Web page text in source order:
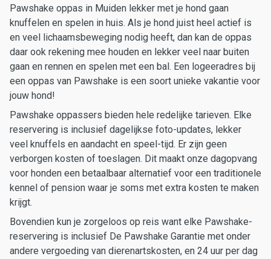
Pawshake oppas in Muiden lekker met je hond gaan
knuffelen en spelen in huis. Als je hond juist heel actief is
en veel lichaamsbeweging nodig heeft, dan kan de oppas
daar ook rekening mee houden en lekker veel naar buiten
gaan en rennen en spelen met een bal. Een logeeradres bij
een oppas van Pawshake is een soort unieke vakantie voor
jouw hond!
Pawshake oppassers bieden hele redelijke tarieven. Elke
reservering is inclusief dagelijkse foto-updates, lekker
veel knuffels en aandacht en speel-tijd. Er zijn geen
verborgen kosten of toeslagen. Dit maakt onze dagopvang
voor honden een betaalbaar alternatief voor een traditionele
kennel of pension waar je soms met extra kosten te maken
krijgt.
Bovendien kun je zorgeloos op reis want elke Pawshake-
reservering is inclusief De Pawshake Garantie met onder
andere vergoeding van dierenartskosten, en 24 uur per dag